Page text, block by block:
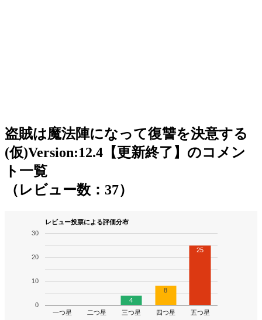
盗賊は魔法陣になって復讐を決意する
(仮)Version:12.4【更新終了】のコメン
ト一覧
（レビュー数：37）
レビュー投票による評価分布
一つ星 二つ星 三つ星 四つ星 五つ星
0
10
20
30
4
8
25